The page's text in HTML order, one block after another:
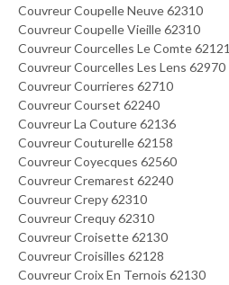
Couvreur Coupelle Neuve 62310
Couvreur Coupelle Vieille 62310
Couvreur Courcelles Le Comte 62121
Couvreur Courcelles Les Lens 62970
Couvreur Courrieres 62710
Couvreur Courset 62240
Couvreur La Couture 62136
Couvreur Couturelle 62158
Couvreur Coyecques 62560
Couvreur Cremarest 62240
Couvreur Crepy 62310
Couvreur Crequy 62310
Couvreur Croisette 62130
Couvreur Croisilles 62128
Couvreur Croix En Ternois 62130